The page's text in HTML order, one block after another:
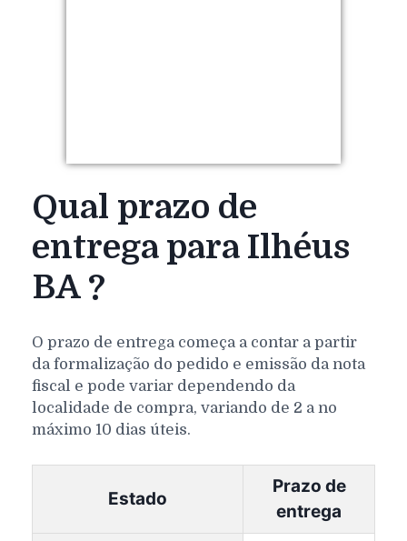
Qual prazo de
entrega para Ilhéus
BA ?
O prazo de entrega começa a contar a partir
da formalização do pedido e emissão da nota
fiscal e pode variar dependendo da
localidade de compra, variando de 2 a no
máximo 10 dias úteis.
Estado
Prazo de
entrega